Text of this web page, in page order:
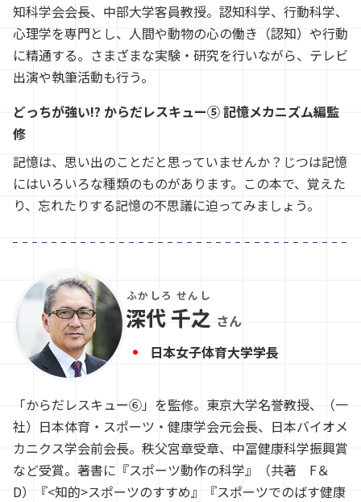
知科学会会長、中部大学客員教授。認知科学、行動科学、
心理学を専門とし、人間や動物の心の働き（認知）や行動
に精通する。さまざまな実験・研究を行いながら、テレビ
出演や執筆活動も行う。
どっちが強い!? からだレスキュー⑤ 記憶メカニズム編監
修
記憶は、思い出のことだと思っていませんか？じつは記憶
にはいろいろな種類のものがあります。この本で、覚えた
り、忘れたりする記憶の不思議に迫ってみましょう。
深代 千之
ふかしろ せんし
さん
日本女子体育大学学長
「からだレスキュー⑥」を監修。東京大学名誉教授、（一
社）日本体育・スポーツ・健康学会元会長、日本バイオメ
カニクス学会前会長。秩父宮章受章、中冨健康科学振興賞
など受賞。著書に『スポーツ動作の科学』（共著 F＆
D）『<知的>スポーツのすすめ』『スポーツでのばす健康